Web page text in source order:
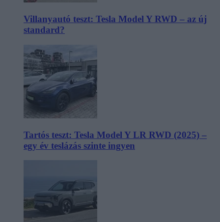
Villanyautó teszt: Tesla Model Y RWD – az új
standard?
Tartós teszt: Tesla Model Y LR RWD (2025) –
egy év teslázás szinte ingyen